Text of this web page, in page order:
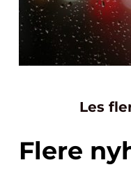
Les
Flere